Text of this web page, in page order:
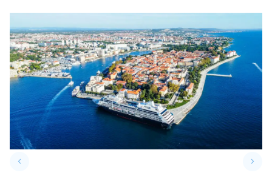
keyboard_arrow_leftPrevious slide keyboard_arrow_right